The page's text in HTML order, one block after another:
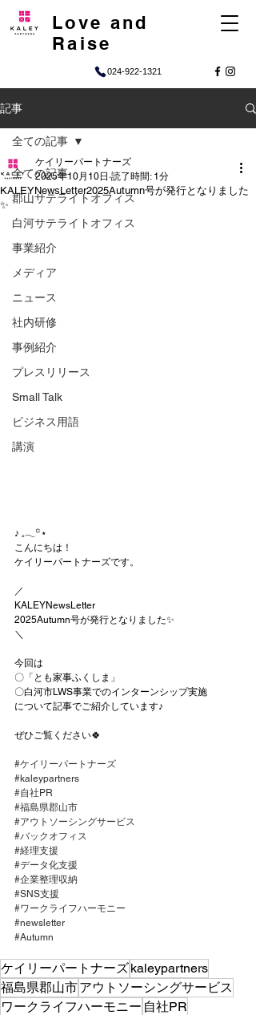
024-922-1321
Love and
Raise
記事
全ての記事
郡山サテライトオフィス
白河サテライトオフィス
事業紹介
メディア
ニュース
社内研修
事例紹介
プレスリリース
Small Talk
ビジネス用語
講演
全ての記事
KALEYNewsLetter2025Autumn号が発行となりました
✨
ケイリーパートナーズ
2025年10月10日 読了時間: 1分
♪ 𓈒𓂃꙳⋆
こんにちは！
ケイリーパートナーズです。
／
KALEYNewsLetter
2025Autumn号が発行となりました✨
＼
今回は
〇「とも家事ふくしま」
〇白河市LWS事業でのインターンシップ実施
について記事でご紹介しています♪
ぜひご覧ください🍀
#ケイリーパートナーズ
#kaleypartners
#自社PR
#福島県郡山市
#アウトソーシングサービス
#バックオフィス
#経理支援
#データ化支援
#企業整理収納
#SNS支援
#ワークライフハーモニー
#newsletter
#Autumn
ケイリーパートナーズkaleypartners
福島県郡山市アウトソーシングサービス
ワークライフハーモニー 自社PR